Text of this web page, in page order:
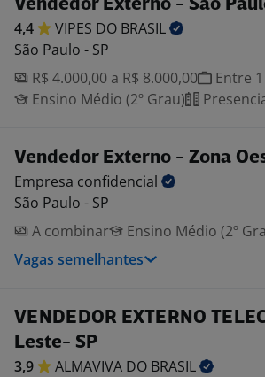
Vendedor Externo - São
4,4 VIPES DO BRASIL
São Paulo - SP
R$ 4.000,00 a R$ 8.000,00
Entre
Ensino Médio (2º Grau)
Vendedor Externo - Zona
Empresa confidencial
São Paulo - SP
A combinar
Ensino Médio (2º
Vagas semelhantes
VENDEDOR EXTERNO
Leste- SP
3,9 ALMAVIVA DO BRASIL